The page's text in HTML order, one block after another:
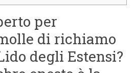
per
di richiamo
degli Estensi?